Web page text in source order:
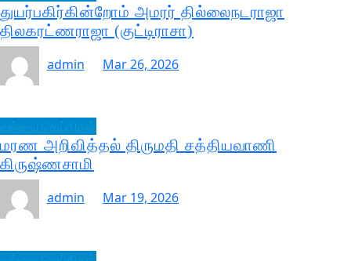
துயர்பகிர்கின்றோம் அமரர் தில்லைநடராஜா
திலகரட்ணராஜா (குட்டிராசா)
admin
Mar 26, 2026
மரண அறிவித்தல் திருமதி சத்தியவாணி
கிருஷ்ணசாமி
admin
Mar 19, 2026